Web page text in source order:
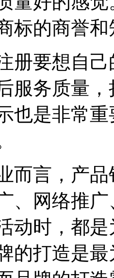
标的商誉
册要想自
服务质量
也是非常
而言，产
、网络推
动时，都
的打造是